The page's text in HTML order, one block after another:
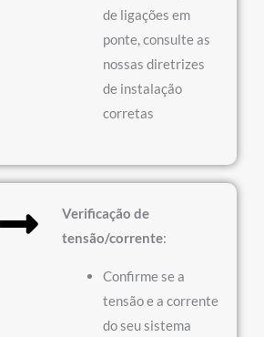
de ligações em
ponte, consulte as
nossas diretrizes
de instalação
corretas
Verificação de
tensão/corrente:
Confirme se a
tensão e a corrente
do seu sistema